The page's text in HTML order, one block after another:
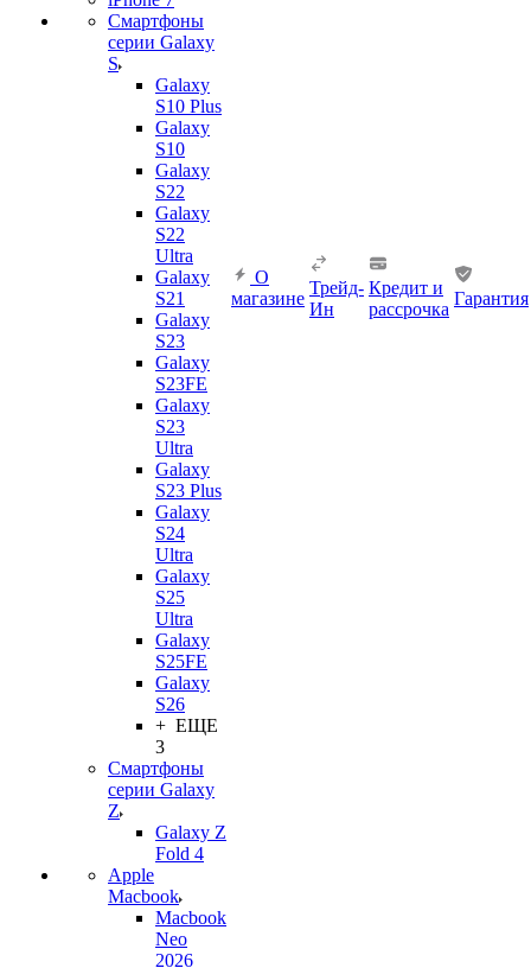
Смартфоны
серии Galaxy
S
Galaxy
S10 Plus
Galaxy
S10
Galaxy
S22
Galaxy
S22
Ultra
Galaxy
S21
Galaxy
S23
Galaxy
S23FE
Galaxy
S23
Ultra
Galaxy
S23 Plus
Galaxy
S24
Ultra
Galaxy
S25
Ultra
Galaxy
S25FE
Galaxy
S26
+ ЕЩЕ
3
Смартфоны
серии Galaxy
Z
Galaxy Z
Fold 4
Apple
Macbook
Macbook
Neo
2026
О
магазине
Трейд-
Ин
Кредит и
рассрочка
Гарантия